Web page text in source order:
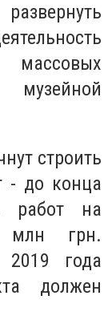
массовых
строить
- до конца
работ на
млн грн.
года
должен